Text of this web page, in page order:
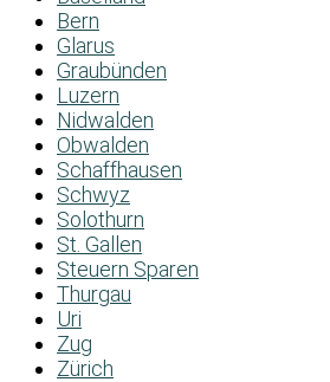
Bern
Glarus
Graubünden
Luzern
Nidwalden
Obwalden
Schaffhausen
Schwyz
Solothurn
St. Gallen
Steuern Sparen
Thurgau
Uri
Zug
Zürich